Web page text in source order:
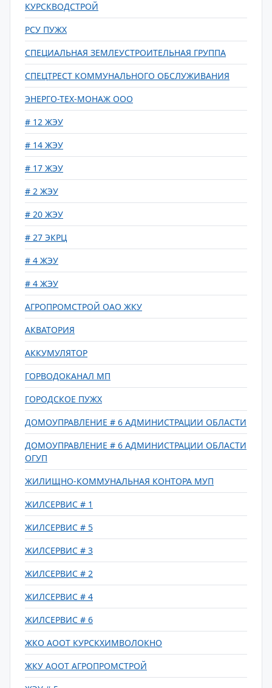
КУРСКВОДСТРОЙ
РСУ ПУЖХ
СПЕЦИАЛЬНАЯ ЗЕМЛЕУСТРОИТЕЛЬНАЯ ГРУППА
СПЕЦТРЕСТ КОММУНАЛЬНОГО ОБСЛУЖИВАНИЯ
ЭНЕРГО-ТЕХ-МОНАЖ ООО
# 12 ЖЭУ
# 14 ЖЭУ
# 17 ЖЭУ
# 2 ЖЭУ
# 20 ЖЭУ
# 27 ЭКРЦ
# 4 ЖЭУ
# 4 ЖЭУ
АГРОПРОМСТРОЙ ОАО ЖКУ
АКВАТОРИЯ
АККУМУЛЯТОР
ГОРВОДОКАНАЛ МП
ГОРОДСКОЕ ПУЖХ
ДОМОУПРАВЛЕНИЕ # 6 АДМИНИСТРАЦИИ ОБЛАСТИ
ДОМОУПРАВЛЕНИЕ # 6 АДМИНИСТРАЦИИ ОБЛАСТИ
ОГУП
ЖИЛИЩНО-КОММУНАЛЬНАЯ КОНТОРА МУП
ЖИЛСЕРВИС # 1
ЖИЛСЕРВИС # 5
ЖИЛСЕРВИС # 3
ЖИЛСЕРВИС # 2
ЖИЛСЕРВИС # 4
ЖИЛСЕРВИС # 6
ЖКО АООТ КУРСКХИМВОЛОКНО
ЖКУ АООТ АГРОПРОМСТРОЙ